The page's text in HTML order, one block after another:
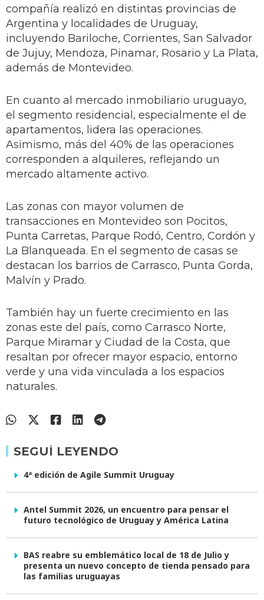
compañía realizó en distintas provincias de
Argentina y localidades de Uruguay,
incluyendo Bariloche, Corrientes, San Salvador
de Jujuy, Mendoza, Pinamar, Rosario y La Plata,
además de Montevideo.
En cuanto al mercado inmobiliario uruguayo,
el segmento residencial, especialmente el de
apartamentos, lidera las operaciones.
Asimismo, más del 40% de las operaciones
corresponden a alquileres, reflejando un
mercado altamente activo.
Las zonas con mayor volumen de
transacciones en Montevideo son Pocitos,
Punta Carretas, Parque Rodó, Centro, Cordón y
La Blanqueada. En el segmento de casas se
destacan los barrios de Carrasco, Punta Gorda,
Malvín y Prado.
También hay un fuerte crecimiento en las
zonas este del país, como Carrasco Norte,
Parque Miramar y Ciudad de la Costa, que
resaltan por ofrecer mayor espacio, entorno
verde y una vida vinculada a los espacios
naturales.
SEGUÍ LEYENDO
4ª edición de Agile Summit Uruguay
Antel Summit 2026, un encuentro para pensar el
futuro tecnológico de Uruguay y América Latina
BAS reabre su emblemático local de 18 de Julio y
presenta un nuevo concepto de tienda pensado para
las familias uruguayas